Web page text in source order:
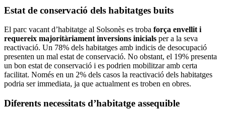
Estat de conservació dels habitatges buits
El parc vacant d’habitatge al Solsonès es troba força envellit i
requereix majoritàriament inversions inicials per a la seva
reactivació. Un 78% dels habitatges amb indicis de desocupació
presenten un mal estat de conservació. No obstant, el 19% presenta
un bon estat de conservació i es podrien mobilitzar amb certa
facilitat. Només en un 2% dels casos la reactivació dels habitatges
podria ser immediata, ja que actualment es troben en obres.
Diferents necessitats d’habitatge assequible